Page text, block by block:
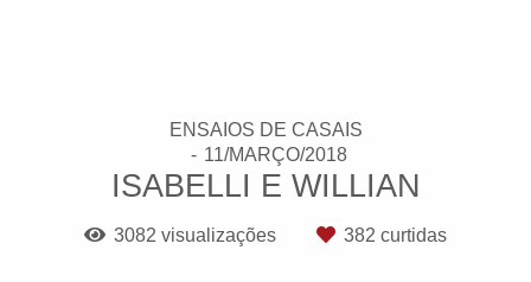
ENSAIOS DE CASAIS
11/MARÇO/2018
ISABELLI E WILLIAN
3082 visualizações 382 curtidas